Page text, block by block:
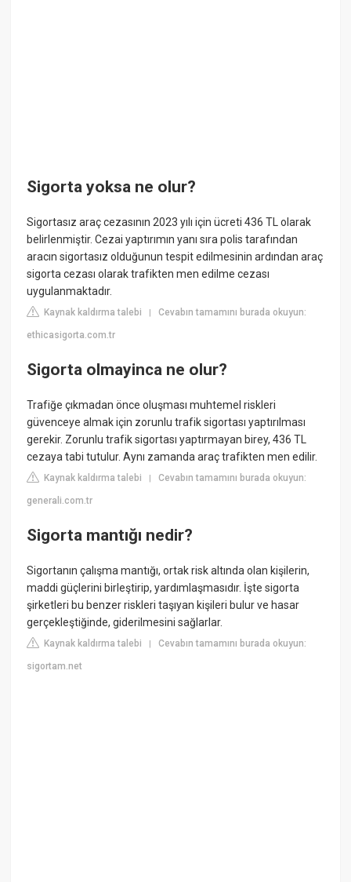
Sigorta yoksa ne olur?
Sigortasız araç cezasının 2023 yılı için ücreti 436 TL olarak
belirlenmiştir. Cezai yaptırımın yanı sıra polis tarafından
aracın sigortasız olduğunun tespit edilmesinin ardından araç
sigorta cezası olarak trafikten men edilme cezası
uygulanmaktadır.
Kaynak kaldırma talebi |Cevabın tamamını burada okuyun:
ethicasigorta.com.tr
Sigorta olmayinca ne olur?
Trafiğe çıkmadan önce oluşması muhtemel riskleri
güvenceye almak için zorunlu trafik sigortası yaptırılması
gerekir. Zorunlu trafik sigortası yaptırmayan birey, 436 TL
cezaya tabi tutulur. Aynı zamanda araç trafikten men edilir.
Kaynak kaldırma talebi |Cevabın tamamını burada okuyun:
generali.com.tr
Sigorta mantığı nedir?
Sigortanın çalışma mantığı, ortak risk altında olan kişilerin,
maddi güçlerini birleştirip, yardımlaşmasıdır. İşte sigorta
şirketleri bu benzer riskleri taşıyan kişileri bulur ve hasar
gerçekleştiğinde, giderilmesini sağlarlar.
Kaynak kaldırma talebi |Cevabın tamamını burada okuyun:
sigortam.net